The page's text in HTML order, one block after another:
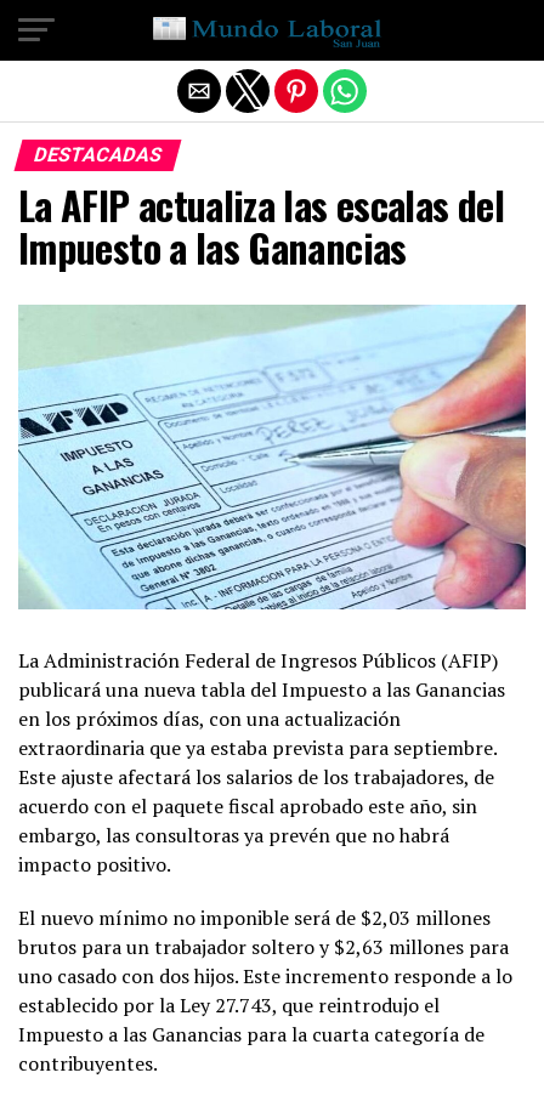
DESTACADAS
La AFIP actualiza las escalas del
Impuesto a las Ganancias
La Administración Federal de Ingresos Públicos (AFIP)
publicará una nueva tabla del Impuesto a las Ganancias
en los próximos días, con una actualización
extraordinaria que ya estaba prevista para septiembre.
Este ajuste afectará los salarios de los trabajadores, de
acuerdo con el paquete fiscal aprobado este año, sin
embargo, las consultoras ya prevén que no habrá
impacto positivo.
El nuevo mínimo no imponible será de $2,03 millones
brutos para un trabajador soltero y $2,63 millones para
uno casado con dos hijos. Este incremento responde a lo
establecido por la Ley 27.743, que reintrodujo el
Impuesto a las Ganancias para la cuarta categoría de
contribuyentes.
Salir de la versión móvil